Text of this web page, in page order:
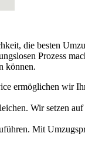
die besten
Prozess
können.
ermöglichen wir
Wir setzen
Mit